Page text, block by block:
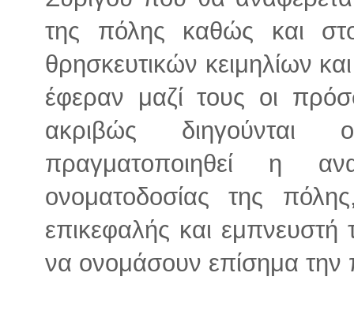
της πόλης καθώς και
θρησκευτικών κειμηλίων
έφεραν μαζί τους οι
ακριβώς
πραγματοποιηθεί η
ονοματοδοσίας της
επικεφαλής και
να ονομάσουν επίσημα